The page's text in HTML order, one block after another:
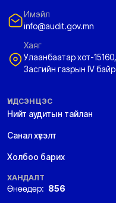
Имэйл
info@audit.gov.mn
Хаяг
Улаанбаатар хот-
Засгийн газрын IV байр
ҮНДСЭН ЦЭС
Нийт аудитын тайлан
Санал хүсэлт
Холбоо барих
ХАНДАЛТ
Өнөөдөр: 856